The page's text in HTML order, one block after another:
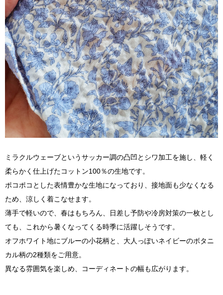
ミラクルウェーブというサッカー調の凸凹とシワ加工を施し、軽く
柔らかく仕上げたコットン100％の生地です。
ポコポコとした表情豊かな生地になっており、接地面も少なくなる
ため、涼しく着こなせます。
薄手で軽いので、春はもちろん、日差し予防や冷房対策の一枚とし
ても、これから暑くなってくる時季に活躍しそうです。
オフホワイト地にブルーの小花柄と、大人っぽいネイビーのボタニ
カル柄の2種類をご用意。
異なる雰囲気を楽しめ、コーディネートの幅も広がります。